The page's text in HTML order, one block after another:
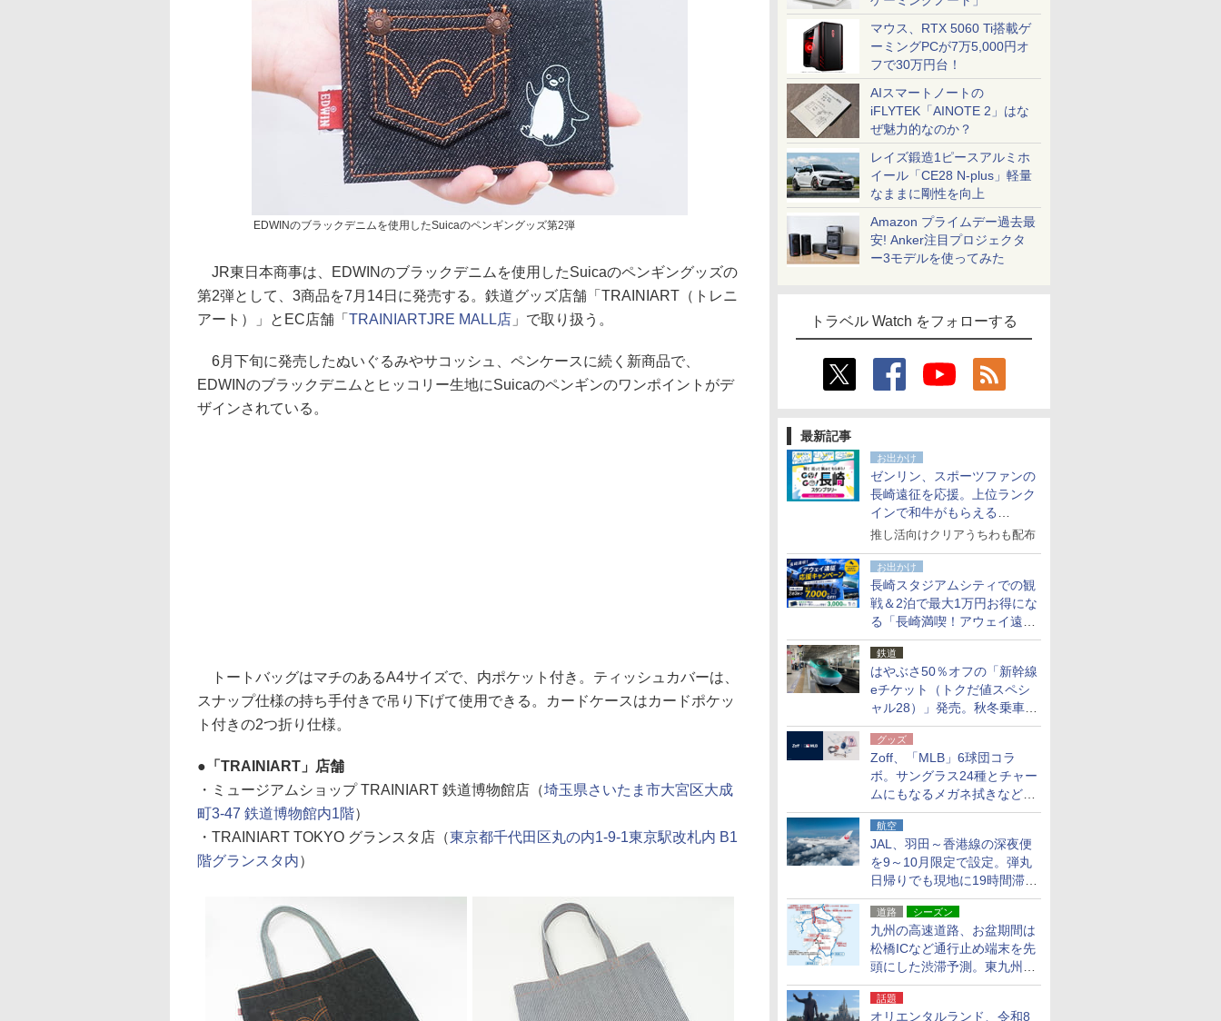
マウス、RTX 5060 Ti搭載ゲ
ーミングPCが7万5,000円オ
フで30万円台！
AIスマートノートの
iFLYTEK「AINOTE 2」はな
ぜ魅力的なのか？
レイズ鍛造1ピースアルミホ
イール「CE28 N-plus」軽量
なままに剛性を向上
Amazon プライムデー過去最
安! Anker注目プロジェクタ
ー3モデルを使ってみた
トラベル Watch をフォローする
最新記事
お出かけ
ゼンリン、スポーツファンの
長崎遠征を応援。上位ランク
インで和牛がもらえる
「GO！GO！長崎スタンプラ
推し活向けクリアうちわも配布
お出かけ
長崎スタジアムシティでの観
戦＆2泊で最大1万円お得にな
る「長崎満喫！アウェイ遠征
応援キャンペーン」
鉄道
はやぶさ50％オフの「新幹線
eチケット（トクだ値スペシ
ャル28）」発売。秋冬乗車
分、えきねっと限定
グッズ
Zoff、「MLB」6球団コラ
ボ。サングラス24種とチャー
ムにもなるメガネ拭きなど雑
貨24種
航空
JAL、羽田～香港線の深夜便
を9～10月限定で設定。弾丸
日帰りでも現地に19時間滞在
できる
道路 シーズン
九州の高速道路、お盆期間は
松橋ICなど通行止め端末を先
頭にした渋滞予測。東九州道
への迂回は料金調整を実施
話題
オリエンタルランド、令和8
EDWINのブラックデニムを使用したSuicaのペンギングッズ第2弾
JR東日本商事は、EDWINのブラックデニムを使用したSuicaのペンギングッズの
第2弾として、3商品を7月14日に発売する。鉄道グッズ店舗「TRAINIART（トレニ
アート）」とEC店舗「 TRAINIARTJRE MALL店 」で取り扱う。
6月下旬に発売したぬいぐるみやサコッシュ、ペンケースに続く新商品で、
EDWINのブラックデニムとヒッコリー生地にSuicaのペンギンのワンポイントがデ
ザインされている。
トートバッグはマチのあるA4サイズで、内ポケット付き。ティッシュカバーは、
スナップ仕様の持ち手付きで吊り下げて使用できる。カードケースはカードポケッ
ト付きの2つ折り仕様。
「TRAINIART」店舗
・ミュージアムショップ TRAINIART 鉄道博物館店（埼玉県さいたま市大宮区大成
町3-47 鉄道博物館内1階）
・TRAINIART TOKYO グランスタ店（東京都千代田区丸の内1-9-1東京駅改札内 B1
階グランスタ内）